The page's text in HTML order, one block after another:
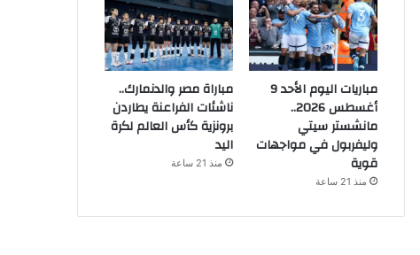
مباريات اليوم الأحد 9
أغسطس 2026..
مانشستر سيتي
وليفربول في مواجهات
قوية
منذ 21 ساعة
مباراة مصر والدنمارك..
ناشئات الفراعنة يطاردن
برونزية كأس العالم لكرة
اليد
منذ 21 ساعة